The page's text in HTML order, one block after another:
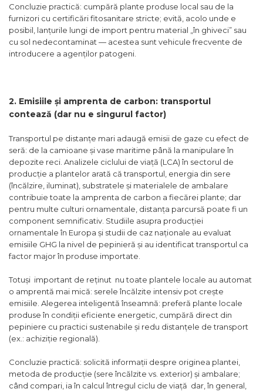
Concluzie practică: cumpără plante produse local sau de la
furnizori cu certificări fitosanitare stricte; evită, acolo unde e
posibil, lanțurile lungi de import pentru material „în ghiveci” sau
cu sol nedecontaminat — acestea sunt vehicule frecvente de
introducere a agenților patogeni.
2. Emisiile și amprenta de carbon: transportul
contează (dar nu e singurul factor)
Transportul pe distanțe mari adaugă emisii de gaze cu efect de
seră: de la camioane și vase maritime până la manipulare în
depozite reci. Analizele ciclului de viață (LCA) în sectorul de
producție a plantelor arată că transportul, energia din sere
(încălzire, iluminat), substratele și materialele de ambalare
contribuie toate la amprenta de carbon a fiecărei plante; dar
pentru multe culturi ornamentale, distanța parcursă poate fi un
component semnificativ. Studiile asupra producţiei
ornamentale în Europa și studii de caz naționale au evaluat
emisiile GHG la nivel de pepinieră și au identificat transportul ca
factor major în produse importate.
Totuși important de reținut nu toate plantele locale au automat
o amprentă mai mică: serele încălzite intensiv pot crește
emisiile. Alegerea inteligentă înseamnă: preferă plante locale
produse în condiții eficiente energetic, cumpără direct din
pepiniere cu practici sustenabile și redu distanțele de transport
(ex.: achiziție regională).
Concluzie practică: solicită informații despre originea plantei,
metoda de producție (sere încălzite vs. exterior) și ambalare;
când compari, ia în calcul întregul ciclu de viață dar, în general,